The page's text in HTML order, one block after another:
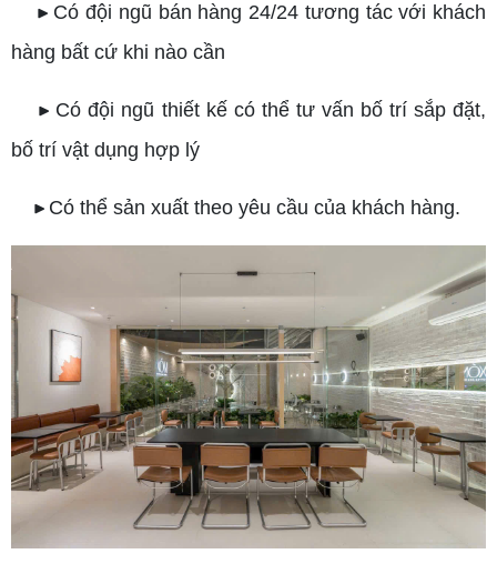
▶ Có đội ngũ bán hàng 24/24 tương tác với khách
hàng bất cứ khi nào cần
▶ Có đội ngũ thiết kế có thể tư vấn bố trí sắp đặt,
bố trí vật dụng hợp lý
▶ Có thể sản xuất theo yêu cầu của khách hàng.